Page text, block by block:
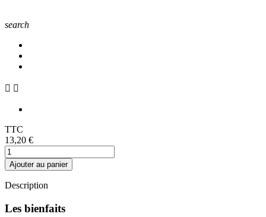
search
 
TTC
13,20 €
Ajouter au panier
Description
Les bienfaits